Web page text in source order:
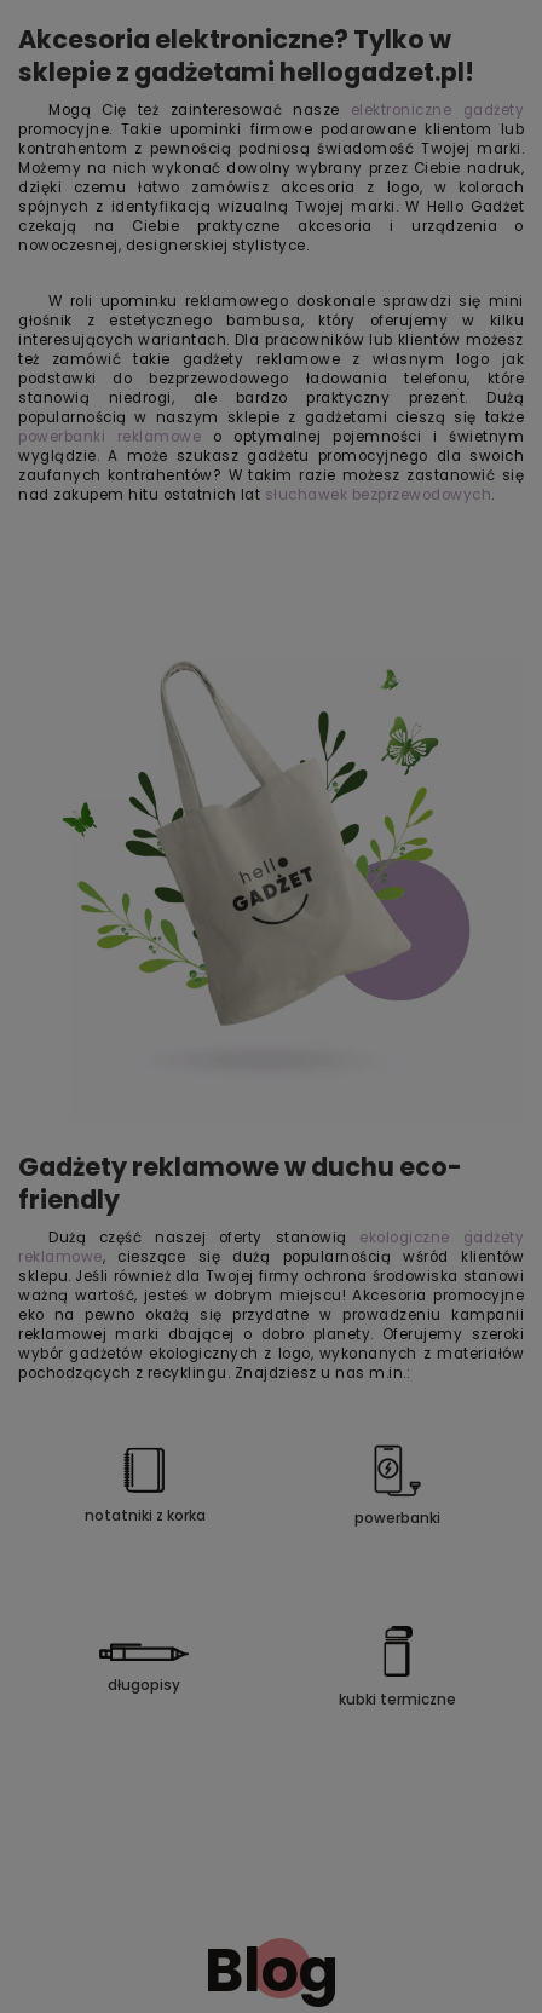
Akcesoria elektroniczne? Tylko w
sklepie z gadżetami hellogadzet.pl!
Mogą Cię też zainteresować nasze elektroniczne gadżety
promocyjne. Takie upominki firmowe podarowane klientom lub
kontrahentom z pewnością podniosą świadomość Twojej marki.
Możemy na nich wykonać dowolny wybrany przez Ciebie nadruk,
dzięki czemu łatwo zamówisz akcesoria z logo, w kolorach
spójnych z identyfikacją wizualną Twojej marki. W Hello Gadżet
czekają na Ciebie praktyczne akcesoria i urządzenia o
nowoczesnej, designerskiej stylistyce.
W roli upominku reklamowego doskonale sprawdzi się mini
głośnik z estetycznego bambusa, który oferujemy w kilku
interesujących wariantach. Dla pracowników lub klientów możesz
też zamówić takie gadżety reklamowe z własnym logo jak
podstawki do bezprzewodowego ładowania telefonu, które
stanowią niedrogi, ale bardzo praktyczny prezent. Dużą
popularnością w naszym sklepie z gadżetami cieszą się także
powerbanki reklamowe o optymalnej pojemności i świetnym
wyglądzie. A może szukasz gadżetu promocyjnego dla swoich
zaufanych kontrahentów? W takim razie możesz zastanowić się
nad zakupem hitu ostatnich lat słuchawek bezprzewodowych.
Gadżety reklamowe w duchu eco-
friendly
Dużą część naszej oferty stanowią ekologiczne gadżety
reklamowe, cieszące się dużą popularnością wśród klientów
sklepu. Jeśli również dla Twojej firmy ochrona środowiska stanowi
ważną wartość, jesteś w dobrym miejscu! Akcesoria promocyjne
eko na pewno okażą się przydatne w prowadzeniu kampanii
reklamowej marki dbającej o dobro planety. Oferujemy szeroki
wybór gadżetów ekologicznych z logo, wykonanych z materiałów
pochodzących z recyklingu. Znajdziesz u nas m.in.:
notatniki z korka powerbanki
długopisy
kubki termiczne
Blog